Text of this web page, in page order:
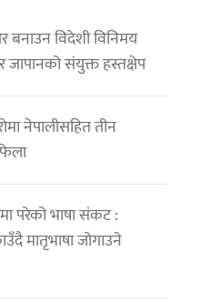
बनाउन विदेशी विनिमय
जापानको संयुक्त हस्तक्षेप
नेपालीसहित तीन
परेको भाषा संकट :
मातृभाषा जोगाउने